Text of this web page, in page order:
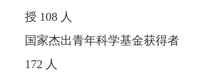
授 108 人
国家杰出青年科学基金获得者
172 人